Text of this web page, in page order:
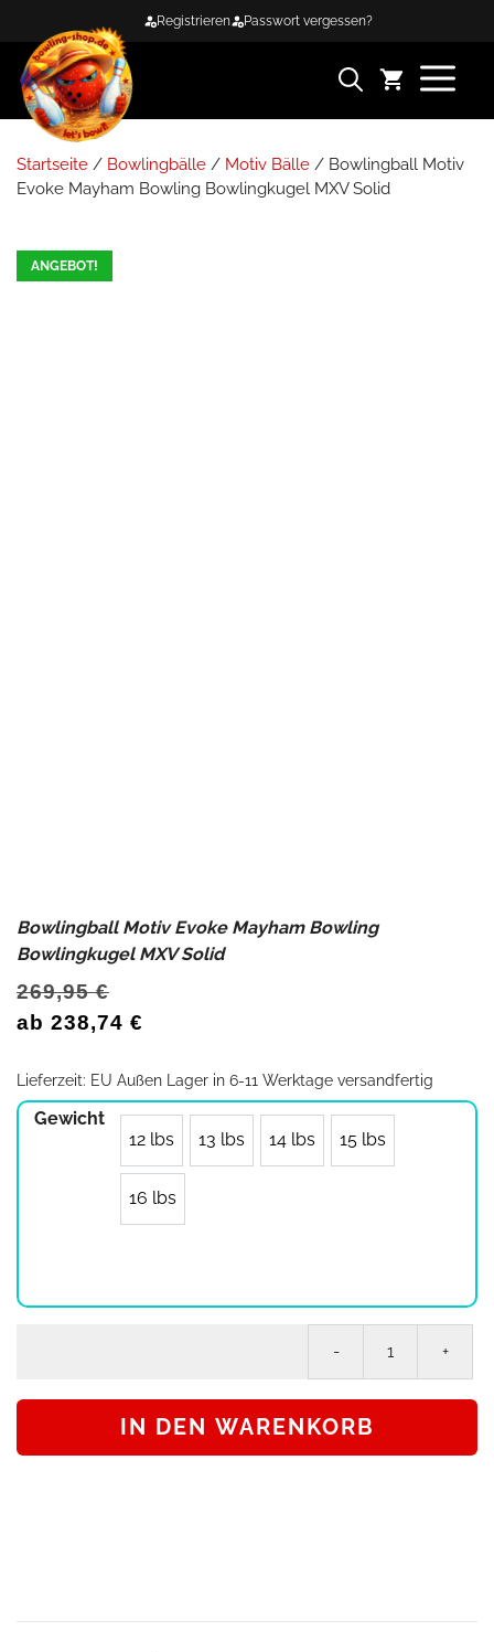
springen
Registrieren Passwort vergessen?
Startseite / Bowlingbälle / Motiv Bälle / Bowlingball Motiv
Evoke Mayham Bowling Bowlingkugel MXV Solid
ANGEBOT!
Bowlingball Motiv Evoke Mayham Bowling
Bowlingkugel MXV Solid
269,95€
ab 238,74 €
Lieferzeit: EU Außen Lager in 6-11 Werktage versandfertig
Gewicht
12 lbs
13 lbs 14 lbs 15 lbs
16 lbs
IN DEN WARENKORB